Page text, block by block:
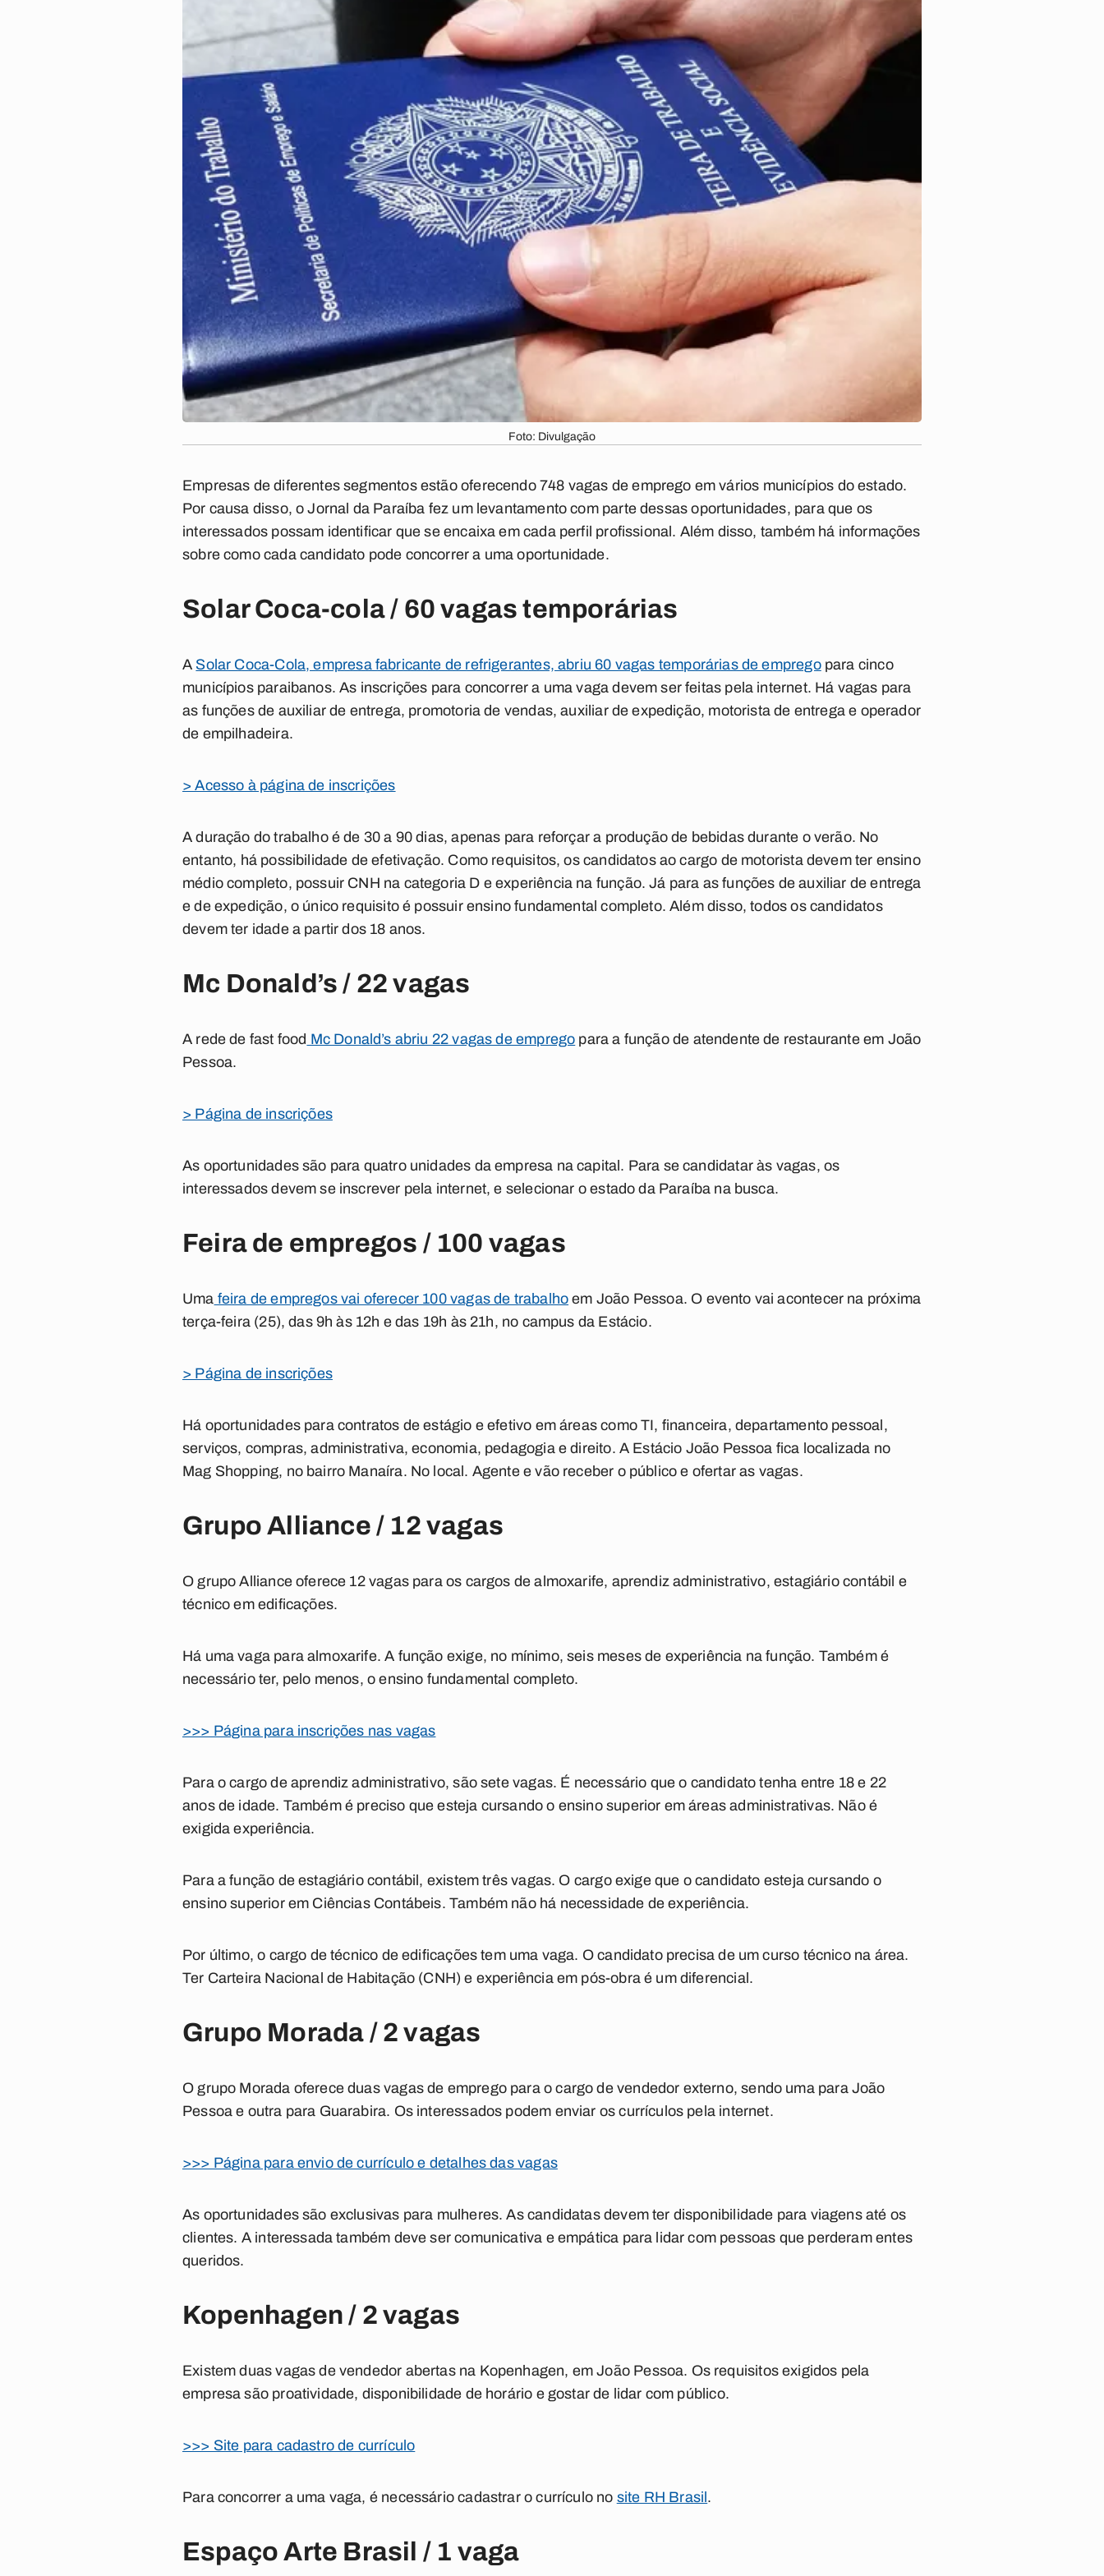
Foto: Divulgação
Empresas de diferentes segmentos estão oferecendo 748 vagas de emprego em vários municípios do estado.
Por causa disso, oJornal da Paraíba fez um levantamento com parte dessas oportunidades, para que os
interessados possam identificar que se encaixa em cada perfil profissional. Além disso, também há informações
sobre como cada candidato pode concorrer a uma oportunidade.
Solar Coca-cola / 60 vagas temporárias
A Solar Coca-Cola, empresa fabricante de refrigerantes, abriu 60 vagas temporárias de empregopara cinco
municípios paraibanos. As inscrições para concorrer a uma vaga devem ser feitas pela internet. Há vagas para
as funções de auxiliar de entrega, promotoria de vendas, auxiliar de expedição, motorista de entrega e operador
de empilhadeira.
> Acesso à página de inscrições
A duração do trabalho é de 30 a 90 dias, apenas para reforçar a produção de bebidas durante o verão. No
entanto, há possibilidade de efetivação. Como requisitos, os candidatos ao cargo de motorista devem ter ensino
médio completo, possuir CNH na categoria D e experiência na função. Já para as funções de auxiliar de entrega
e de expedição, o único requisito é possuir ensino fundamental completo. Além disso, todos os candidatos
devem ter idade a partir dos 18 anos.
Mc Donald’s / 22 vagas
A rede de fast food Mc Donald’s abriu 22 vagas de emprego para a função de atendente de restaurante em João
Pessoa.
> Página de inscrições
As oportunidades são para quatro unidades da empresa na capital. Para se candidatar às vagas, os
interessados devem se inscrever pela internet, e selecionar o estado da Paraíba na busca.
Feira de empregos / 100 vagas
Uma feira de empregos vai oferecer 100 vagas de trabalho em João Pessoa. O evento vai acontecer na próxima
terça-feira (25), das 9h às 12h e das 19h às 21h, no campus da Estácio.
> Página de inscrições
Há oportunidades para contratos de estágio e efetivo em áreas como TI, financeira, departamento pessoal,
serviços, compras, administrativa, economia, pedagogia e direito. A Estácio João Pessoa fica localizada no
Mag Shopping, no bairro Manaíra. No local. Agente e vão receber o público e ofertar as vagas.
Grupo Alliance / 12 vagas
O grupo Alliance oferece 12 vagas para os cargos de almoxarife, aprendiz administrativo, estagiário contábil e
técnico em edificações.
Há uma vaga para almoxarife. A função exige, no mínimo, seis meses de experiência na função. Também é
necessário ter, pelo menos, o ensino fundamental completo.
>>> Página para inscrições nas vagas
Para o cargo de aprendiz administrativo, são sete vagas. É necessário que o candidato tenha entre 18 e 22
anos de idade. Também é preciso que esteja cursando o ensino superior em áreas administrativas. Não é
exigida experiência.
Para a função de estagiário contábil, existem três vagas. O cargo exige que o candidato esteja cursando o
ensino superior em Ciências Contábeis. Também não há necessidade de experiência.
Por último, o cargo de técnico de edificações tem uma vaga. O candidato precisa de um curso técnico na área.
Ter Carteira Nacional de Habitação (CNH) e experiência em pós-obra é um diferencial.
Grupo Morada / 2 vagas
O grupo Morada oferece duas vagas de emprego para o cargo de vendedor externo, sendo uma para João
Pessoa e outra para Guarabira. Os interessados podem enviar os currículos pela internet.
>>> Página para envio de currículo e detalhes das vagas
As oportunidades são exclusivas para mulheres. As candidatas devem ter disponibilidade para viagens até os
clientes. A interessada também deve ser comunicativa e empática para lidar com pessoas que perderam entes
queridos.
Kopenhagen / 2 vagas
Existem duas vagas de vendedor abertas na Kopenhagen, em João Pessoa. Os requisitos exigidos pela
empresa são proatividade, disponibilidade de horário e gostar de lidar com público.
>>> Site para cadastro de currículo
Para concorrer a uma vaga, é necessário cadastrar o currículo no site RH Brasil .
Espaço Arte Brasil / 1 vaga